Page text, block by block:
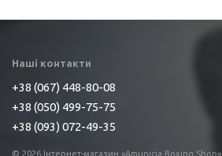
Наші контакти
+38 (067) 448-80-08
+38 (050) 499-75-75
+38 (093) 072-49-35
© 2026 Інтернет-магазин «Amunicia Boxing Shop»